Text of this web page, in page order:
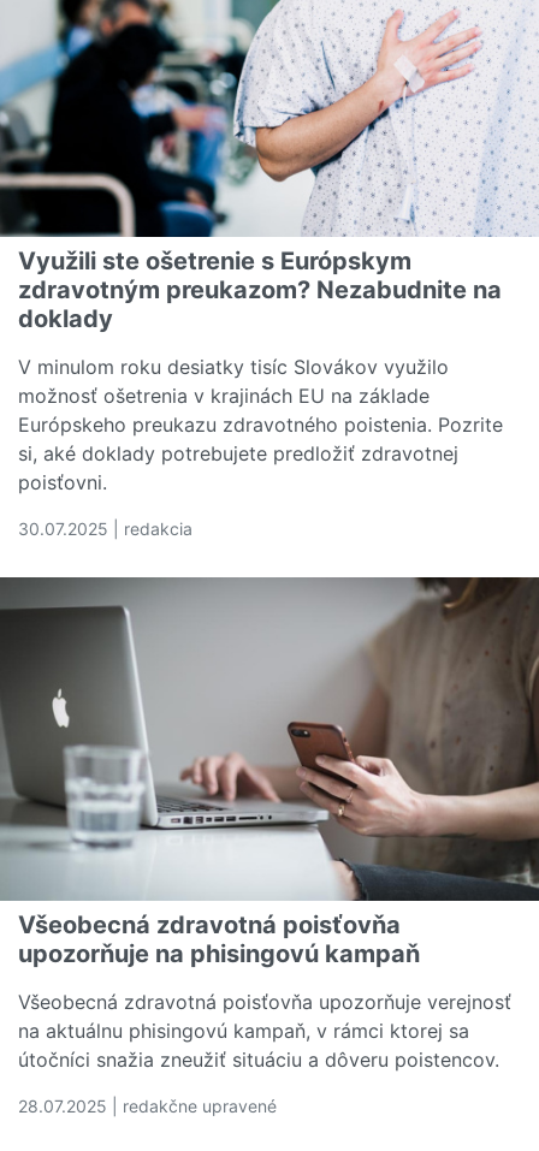
Využili ste ošetrenie s Európskym
zdravotným preukazom? Nezabudnite na
doklady
V minulom roku desiatky tisíc Slovákov využilo
možnosť ošetrenia v krajinách EU na základe
Európskeho preukazu zdravotného poistenia. Pozrite
si, aké doklady potrebujete predložiť zdravotnej
poisťovni.
30.07.2025 | redakcia
Všeobecná zdravotná poisťovňa
upozorňuje na phisingovú kampaň
Všeobecná zdravotná poisťovňa upozorňuje verejnosť
na aktuálnu phisingovú kampaň, v rámci ktorej sa
útočníci snažia zneužiť situáciu a dôveru poistencov.
28.07.2025 | redakčne upravené